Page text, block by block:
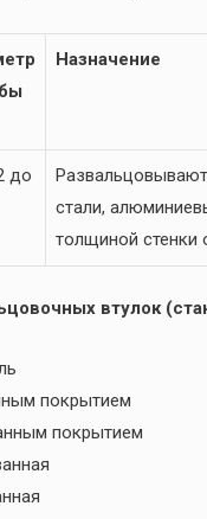
Назначение
до
стали,
толщиной стенки
втулок
покрытием
покрытием